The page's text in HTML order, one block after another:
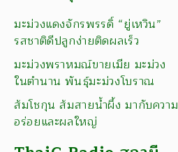
มะม่วงแดงจักรพรรดิ์ “ยู่เหวิน”
รสชาติดีปลูกง่ายติดผลเร็ว
มะม่วงพราหมณ์ขายเมีย มะม่วง
ในตำนาน พันธุ์มะม่วงโบราณ
ส้มโชกุน ส้มสายน้ำผึ้ง มากับความ
อร่อยและผลใหญ่